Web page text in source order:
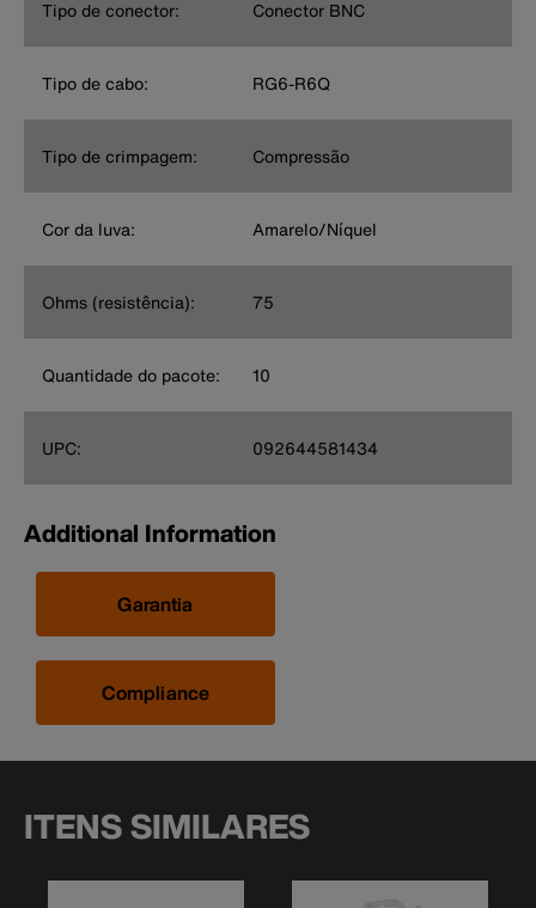
Tipo de conector: Conector BNC
Tipo de cabo: RG6-R6Q
Tipo de crimpagem: Compressão
Cor da luva: Amarelo/Níquel
Ohms (resistência): 75
Quantidade do pacote: 10
UPC: 092644581434
Additional Information
Garantia
Compliance
ITENS SIMILARES